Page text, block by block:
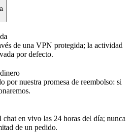
de una VPN protegida; la actividad
por defecto.
por nuestra promesa de reembolso: si
en vivo las 24 horas del día; nunca
de un pedido.